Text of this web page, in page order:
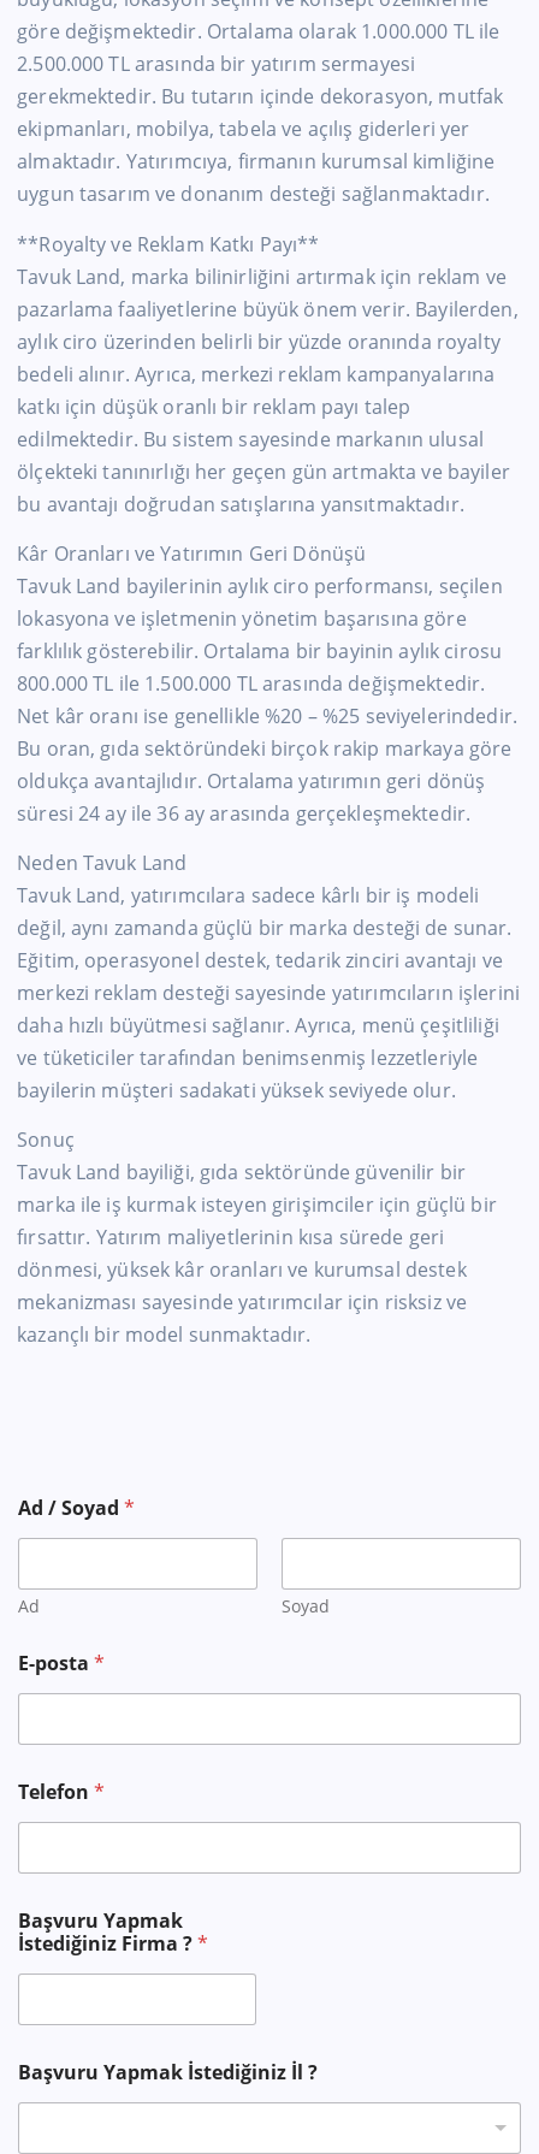
göre değişmektedir. Ortalama olarak 1.000.000 TL ile
2.500.000 TL arasında bir yatırım sermayesi
gerekmektedir. Bu tutarın içinde dekorasyon, mutfak
ekipmanları, mobilya, tabela ve açılış giderleri yer
almaktadır. Yatırımcıya, firmanın kurumsal kimliğine
uygun tasarım ve donanım desteği sağlanmaktadır.
**Royalty ve Reklam Katkı Payı**
Tavuk Land, marka bilinirliğini artırmak için reklam ve
pazarlama faaliyetlerine büyük önem verir. Bayilerden,
aylık ciro üzerinden belirli bir yüzde oranında royalty
bedeli alınır. Ayrıca, merkezi reklam kampanyalarına
katkı için düşük oranlı bir reklam payı talep
edilmektedir. Bu sistem sayesinde markanın ulusal
ölçekteki tanınırlığı her geçen gün artmakta ve bayiler
bu avantajı doğrudan satışlarına yansıtmaktadır.
Kâr Oranları ve Yatırımın Geri Dönüşü
Tavuk Land bayilerinin aylık ciro performansı, seçilen
lokasyona ve işletmenin yönetim başarısına göre
farklılık gösterebilir. Ortalama bir bayinin aylık cirosu
800.000 TL ile 1.500.000 TL arasında değişmektedir.
Net kâr oranı ise genellikle %20 – %25 seviyelerindedir.
Bu oran, gıda sektöründeki birçok rakip markaya göre
oldukça avantajlıdır. Ortalama yatırımın geri dönüş
süresi 24 ay ile 36 ay arasında gerçekleşmektedir.
Neden Tavuk Land
Tavuk Land, yatırımcılara sadece kârlı bir iş modeli
değil, aynı zamanda güçlü bir marka desteği de sunar.
Eğitim, operasyonel destek, tedarik zinciri avantajı ve
merkezi reklam desteği sayesinde yatırımcıların işlerini
daha hızlı büyütmesi sağlanır. Ayrıca, menü çeşitliliği
ve tüketiciler tarafından benimsenmiş lezzetleriyle
bayilerin müşteri sadakati yüksek seviyede olur.
Sonuç
Tavuk Land bayiliği, gıda sektöründe güvenilir bir
marka ile iş kurmak isteyen girişimciler için güçlü bir
fırsattır. Yatırım maliyetlerinin kısa sürede geri
dönmesi, yüksek kâr oranları ve kurumsal destek
mekanizması sayesinde yatırımcılar için risksiz ve
kazançlı bir model sunmaktadır.
a
p
a
k
a
p
m
k
o
a
Ad / Soyad*
Ad Soyad
E-posta*
Telefon*
Başvuru Yapmak
İstediğiniz Firma ?*
Başvuru Yapmak İstediğiniz İl ?